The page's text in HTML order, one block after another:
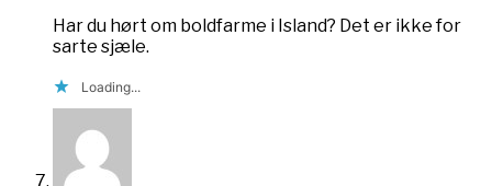
Har du hørt om boldfarme i Island? Det er ikke for
sarte sjæle.
Loading...